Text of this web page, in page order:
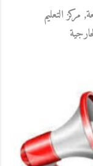
, مركز التعليم